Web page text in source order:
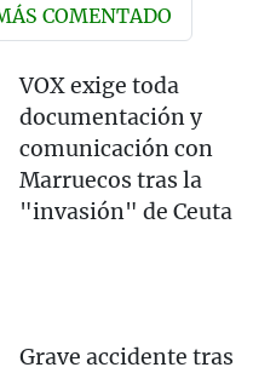
COMENTADO
VOX exige toda
documentación y
comunicación con
Marruecos tras la
"invasión" de Ceuta
Grave accidente tras